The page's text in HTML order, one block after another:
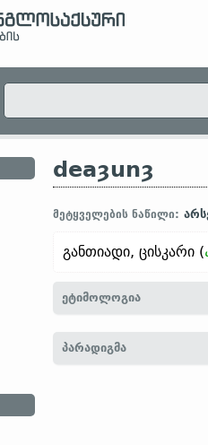
deaȝunȝ
მეტყველების ნაწილი:
განთიადი, ცისკარი (
ეტიმოლოგია
პარადიგმა